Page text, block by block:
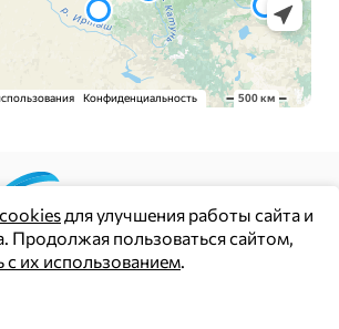
на сайте носят информационный
публичной офертой (ст. 437 ГК РФ)
cookies для улучшения работы сайта и
Продолжая пользоваться сайтом,
с их использованием.